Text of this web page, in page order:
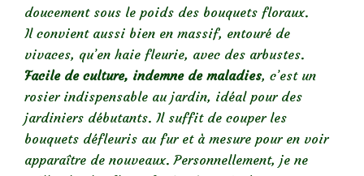
doucement sous le poids des bouquets floraux.
Il convient aussi bien en massif, entouré de
vivaces, qu’en haie fleurie, avec des arbustes.
Facile de culture, indemne de maladies, c’est un
rosier indispensable au jardin, idéal pour des
jardiniers débutants. Il suffit de couper les
bouquets défleuris au fur et à mesure pour en voir
apparaître de nouveaux. Personnellement, je ne